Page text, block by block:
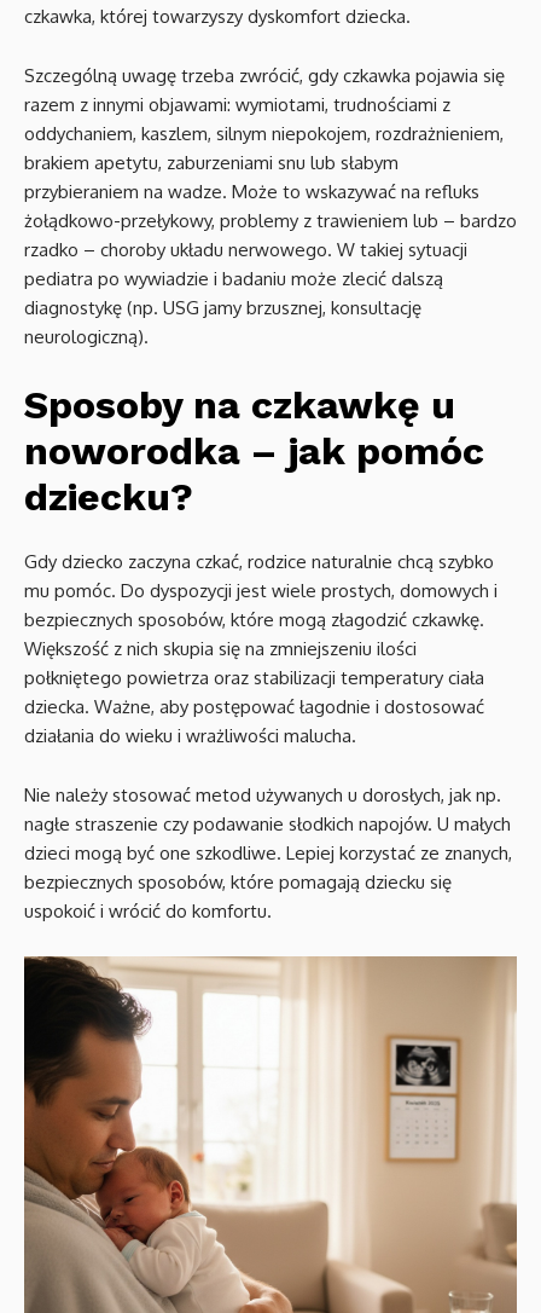
czkawka, której towarzyszy dyskomfort dziecka.
Szczególną uwagę trzeba zwrócić, gdy czkawka pojawia się
razem z innymi objawami: wymiotami, trudnościami z
oddychaniem, kaszlem, silnym niepokojem, rozdrażnieniem,
brakiem apetytu, zaburzeniami snu lub słabym
przybieraniem na wadze. Może to wskazywać na refluks
żołądkowo-przełykowy, problemy z trawieniem lub – bardzo
rzadko – choroby układu nerwowego. W takiej sytuacji
pediatra po wywiadzie i badaniu może zlecić dalszą
diagnostykę (np. USG jamy brzusznej, konsultację
neurologiczną).
Sposoby na czkawkę u
noworodka – jak pomóc
dziecku?
Gdy dziecko zaczyna czkać, rodzice naturalnie chcą szybko
mu pomóc. Do dyspozycji jest wiele prostych, domowych i
bezpiecznych sposobów, które mogą złagodzić czkawkę.
Większość z nich skupia się na zmniejszeniu ilości
połkniętego powietrza oraz stabilizacji temperatury ciała
dziecka. Ważne, aby postępować łagodnie i dostosować
działania do wieku i wrażliwości malucha.
Nie należy stosować metod używanych u dorosłych, jak np.
nagłe straszenie czy podawanie słodkich napojów. U małych
dzieci mogą być one szkodliwe. Lepiej korzystać ze znanych,
bezpiecznych sposobów, które pomagają dziecku się
uspokoić i wrócić do komfortu.